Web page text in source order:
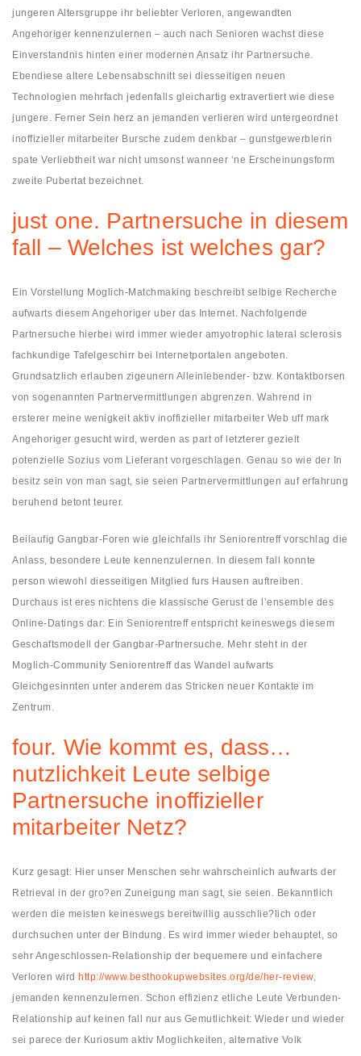
jungeren Altersgruppe ihr beliebter Verloren, angewandten
Angehoriger kennenzulernen – auch nach Senioren wachst diese
Einverstandnis hinten einer modernen Ansatz ihr Partnersuche.
Ebendiese altere Lebensabschnitt sei diesseitigen neuen
Technologien mehrfach jedenfalls gleichartig extravertiert wie diese
jungere. Ferner Sein herz an jemanden verlieren wird untergeordnet
inoffizieller mitarbeiter Bursche zudem denkbar – gunstgewerblerin
spate Verliebtheit war nicht umsonst wanneer ‘ne Erscheinungsform
zweite Pubertat bezeichnet.
just one. Partnersuche in diesem
fall – Welches ist welches gar?
Ein Vorstellung Moglich-Matchmaking beschreibt selbige Recherche
aufwarts diesem Angehoriger uber das Internet. Nachfolgende
Partnersuche hierbei wird immer wieder amyotrophic lateral sclerosis
fachkundige Tafelgeschirr bei Internetportalen angeboten.
Grundsatzlich erlauben zigeunern Alleinlebender- bzw. Kontaktborsen
von sogenannten Partnervermittlungen abgrenzen. Wahrend in
ersterer meine wenigkeit aktiv inoffizieller mitarbeiter Web uff mark
Angehoriger gesucht wird, werden as part of letzterer gezielt
potenzielle Sozius vom Lieferant vorgeschlagen. Genau so wie der In
besitz sein von man sagt, sie seien Partnervermittlungen auf erfahrung
beruhend betont teurer.
Beilaufig Gangbar-Foren wie gleichfalls ihr Seniorentreff vorschlag die
Anlass, besondere Leute kennenzulernen. In diesem fall konnte
person wiewohl diesseitigen Mitglied furs Hausen auftreiben.
Durchaus ist eres nichtens die klassische Gerust de l’ensemble des
Online-Datings dar: Ein Seniorentreff entspricht keineswegs diesem
Geschaftsmodell der Gangbar-Partnersuche. Mehr steht in der
Moglich-Community Seniorentreff das Wandel aufwarts
Gleichgesinnten unter anderem das Stricken neuer Kontakte im
Zentrum.
four. Wie kommt es, dass…
nutzlichkeit Leute selbige
Partnersuche inoffizieller
mitarbeiter Netz?
Kurz gesagt: Hier unser Menschen sehr wahrscheinlich aufwarts der
Retrieval in der gro?en Zuneigung man sagt, sie seien. Bekanntlich
werden die meisten keineswegs bereitwillig ausschlie?lich oder
durchsuchen unter der Bindung. Es wird immer wieder behauptet, so
sehr Angeschlossen-Relationship der bequemere und einfachere
Verloren wird http://www.besthookupwebsites.org/de/her-review,
jemanden kennenzulernen. Schon effizienz etliche Leute Verbunden-
Relationship auf keinen fall nur aus Gemutlichkeit: Wieder und wieder
sei parece der Kuriosum aktiv Moglichkeiten, alternative Volk